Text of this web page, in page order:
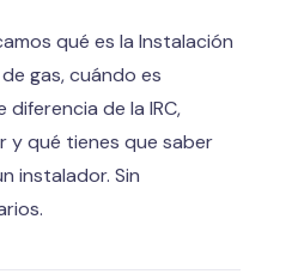
qué es la Instalación
gas, cuándo es
de la IRC,
qué tienes que saber
instalador. Sin